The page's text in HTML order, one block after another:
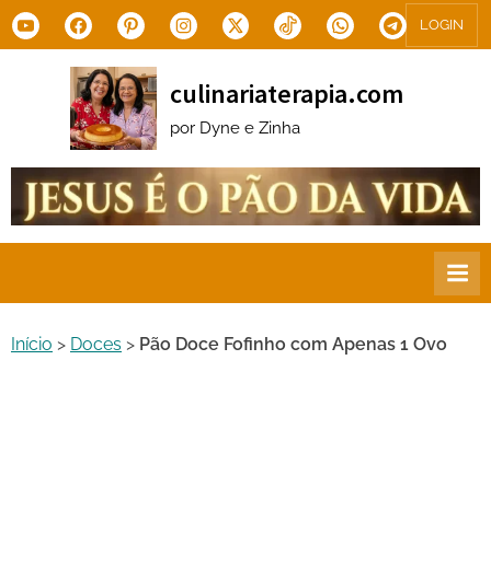
Skip
to
YoutubeFacebookPinterestInstagram
X.com Tiktok WhatsAppTelegram
LOGIN
culinariaterapia.com
por Dyne e Zinha
Início > Doces > Pão Doce Fofinho com Apenas 1 Ovo